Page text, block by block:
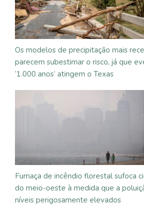
Os modelos de precipitação mais
parecem subestimar o risco, já que
‘1.000 anos’ atingem o Texas
Fumaça de incêndio florestal sufoca
do meio-oeste à medida que a
níveis perigosamente elevados